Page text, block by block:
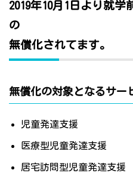
2019年10月1日より就
の
無償化されてます。
無償化の対象となるサー
児童発達支援
医療型児童発達支援
居宅訪問型児童発達支援